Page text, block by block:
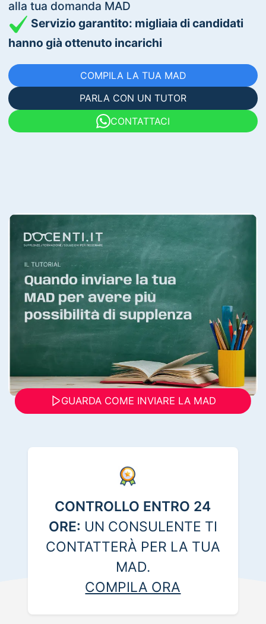
alla tua domanda MAD
Servizio garantito: migliaia di candidati
hanno già ottenuto incarichi
COMPILA LA TUA MAD
PARLA CON UN TUTOR
CONTATTACI
GUARDA COME INVIARE LA MAD
CONTROLLO ENTRO 24
ORE: UN CONSULENTE TI
CONTATTERÀ PER LA TUA
MAD.
COMPILA ORA